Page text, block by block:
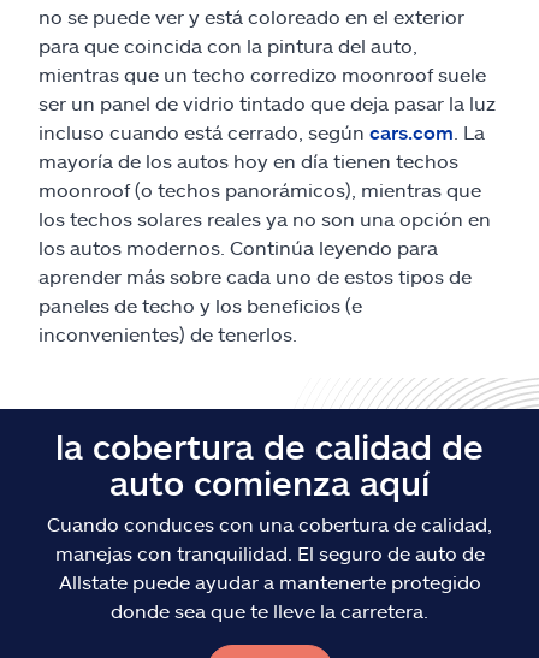
no se puede ver y está coloreado en el exterior
para que coincida con la pintura del auto,
mientras que un techo corredizo moonroof suele
ser un panel de vidrio tintado que deja pasar la luz
incluso cuando está cerrado, según cars.com . La
mayoría de los autos hoy en día tienen techos
moonroof (o techos panorámicos), mientras que
los techos solares reales ya no son una opción en
los autos modernos. Continúa leyendo para
aprender más sobre cada uno de estos tipos de
paneles de techo y los beneficios (e
inconvenientes) de tenerlos.
la cobertura de calidad de
auto comienza aquí
Cuando conduces con una cobertura de calidad,
manejas con tranquilidad. El seguro de auto de
Allstate puede ayudar a mantenerte protegido
donde sea que te lleve la carretera.